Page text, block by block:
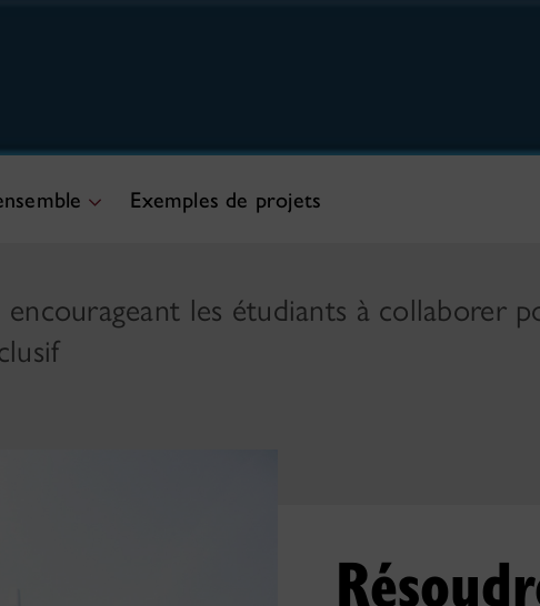
Exemples de projets
les étudiants à collaborer